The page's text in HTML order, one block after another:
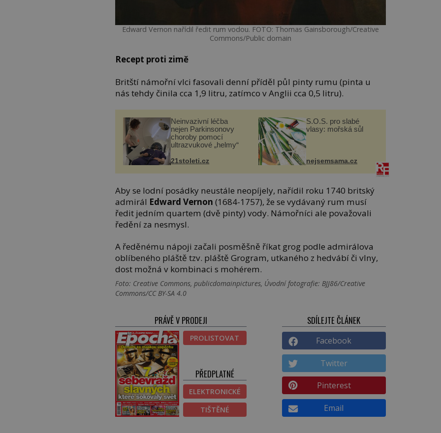
Edward Vernon nařídil ředit rum vodou. FOTO: Thomas Gainsborough/Creative
Commons/Public domain
Recept proti zimě
Britští námořní vlci fasovali denní příděl půl pinty rumu (pinta u
nás tehdy činila cca 1,9 litru, zatímco v Anglii cca 0,5 litru).
Neinvazivní léčba
nejen Parkinsonovy
choroby pomocí
ultrazvukové „helmy“
21stoleti.cz
S.O.S. pro slabé
vlasy: mořská sůl
nejsemsama.cz
Aby se lodní posádky neustále neopíjely, nařídil roku 1740 britský
admirál Edward Vernon(1684-1757), že se vydávaný rum musí
ředit jedním quartem (dvě pinty) vody. Námořníci ale považovali
ředění za nesmysl.
A ředěnému nápoji začali posměšně říkat grog podle admirálova
oblíbeného pláště tzv. pláště Grogram, utkaného z hedvábí či vlny,
dost možná v kombinaci s mohérem.
Foto: Creative Commons, publicdomainpictures, Úvodní fotografie: BJJ86/Creative
Commons/CC BY-SA 4.0
PRÁVĚ V PRODEJI
PROLISTOVAT
PŘEDPLATNÉ
ELEKTRONICKÉ
TIŠTĚNÉ
SDÍLEJTE ČLÁNEK
Facebook
Twitter
Pinterest
Email